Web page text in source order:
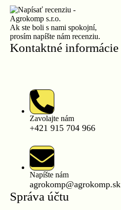
Ak ste boli s nami spokojní,
prosím napíšte nám recenziu.
Kontaktné informácie
Zavolajte nám
+421 915 704 966
Napíšte nám
agrokomp@agrokomp.sk
Správa účtu